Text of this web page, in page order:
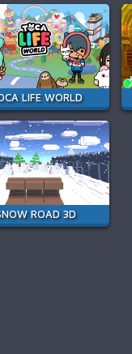
LIFE WORLD
ROAD 3D